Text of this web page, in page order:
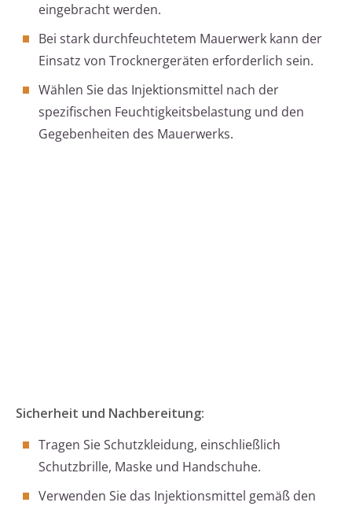
eingebracht werden.
Bei stark durchfeuchtetem Mauerwerk kann der
Einsatz von Trocknergeräten erforderlich sein.
Wählen Sie das Injektionsmittel nach der
spezifischen Feuchtigkeitsbelastung und den
Gegebenheiten des Mauerwerks.
Sicherheit und Nachbereitung:
Tragen Sie Schutzkleidung, einschließlich
Schutzbrille, Maske und Handschuhe.
Verwenden Sie das Injektionsmittel gemäß den